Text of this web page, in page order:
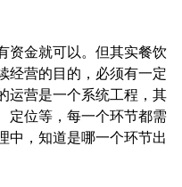
金就可以。但其实餐饮
经营的目的，必须有一定
运营是一个系统工程，其
定位等，每一个环节都需
中，知道是哪一个环节出